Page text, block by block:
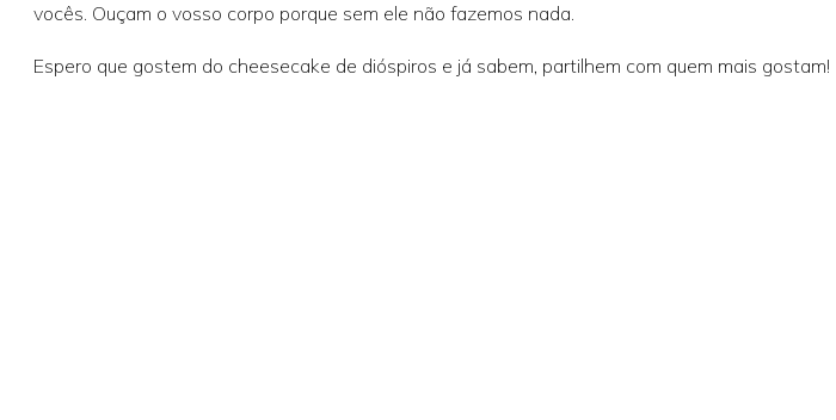
vocês. Ouçam o vosso corpo porque sem ele não fazemos nada.
Espero que gostem do cheesecake de dióspiros e já sabem, partilhem com quem mais gostam!